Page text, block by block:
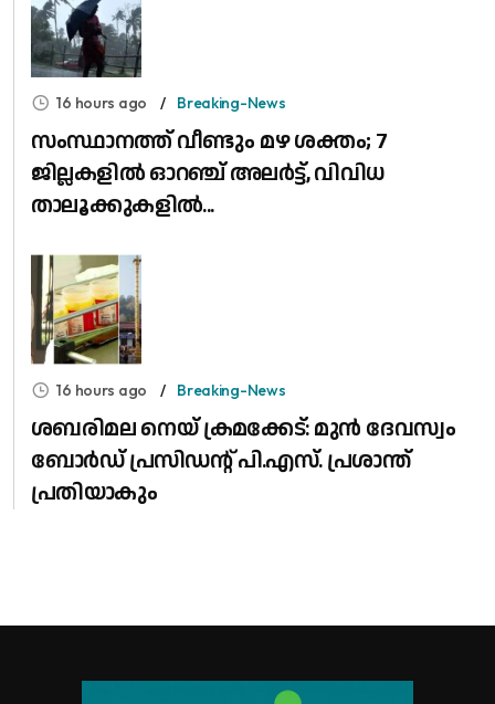
16 hours ago Breaking-News
സംസ്ഥാനത്ത് വീണ്ടും മഴ ശക്തം; 7
ജില്ലകളിൽ ഓറഞ്ച് അലർട്ട്, വിവിധ
താലൂക്കുകളിൽ...
16 hours ago Breaking-News
ശബരിമല നെയ് ക്രമക്കേട്: മുൻ ദേവസ്വം
ബോർഡ് പ്രസിഡന്റ് പി.എസ്. പ്രശാന്ത്
പ്രതിയാകും